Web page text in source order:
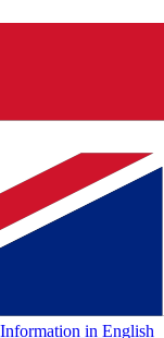
Information in English